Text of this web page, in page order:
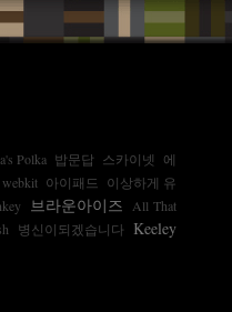
Polka 밥문답 스카이넷
에
webkit 아이패드
이상하게 유
브라운아이즈
All That
병신이되겠습니다 Keeley